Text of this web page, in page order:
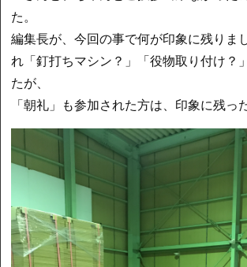
た。
編集長が、今回の事で何が印象に残りま
れ「釘打ちマシン？」「役物取り付け？
たが、
「朝礼」も参加された方は、印象に残っ